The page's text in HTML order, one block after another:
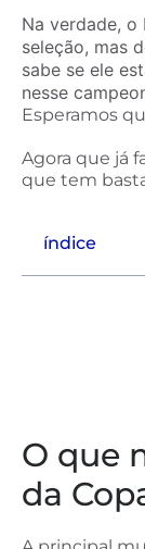
Na verdade,
seleção, mas
sabe se ele
nesse
Esperamos
Agora que já
que tem
índice
O que
da